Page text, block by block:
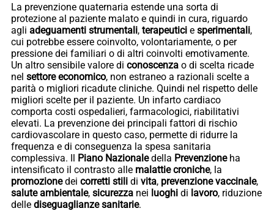
La prevenzione quaternaria estende una sorta di
protezione al paziente malato e quindi in cura, riguardo
agli adeguamenti strumentali, terapeutici e sperimentali,
cui potrebbe essere coinvolto, volontariamente, o per
pressione dei familiari o di altri coinvolti emotivamente.
Un altro sensibile valore di conoscenza o di scelta ricade
nel settore economico, non estraneo a razionali scelte a
parità o migliori ricadute cliniche. Quindi nel rispetto delle
migliori scelte per il paziente. Un infarto cardiaco
comporta costi ospedalieri, farmacologici, riabilitativi
elevati. La prevenzione dei principali fattori di rischio
cardiovascolare in questo caso, permette di ridurre la
frequenza e di conseguenza la spesa sanitaria
complessiva. Il Piano Nazionaledella Prevenzioneha
intensificato il contrasto alle malattie croniche, la
promozionedei corretti stili di vita, prevenzione vaccinale,
salute ambientale, sicurezza nei luoghi di lavoro, riduzione
delle diseguaglianze sanitarie.